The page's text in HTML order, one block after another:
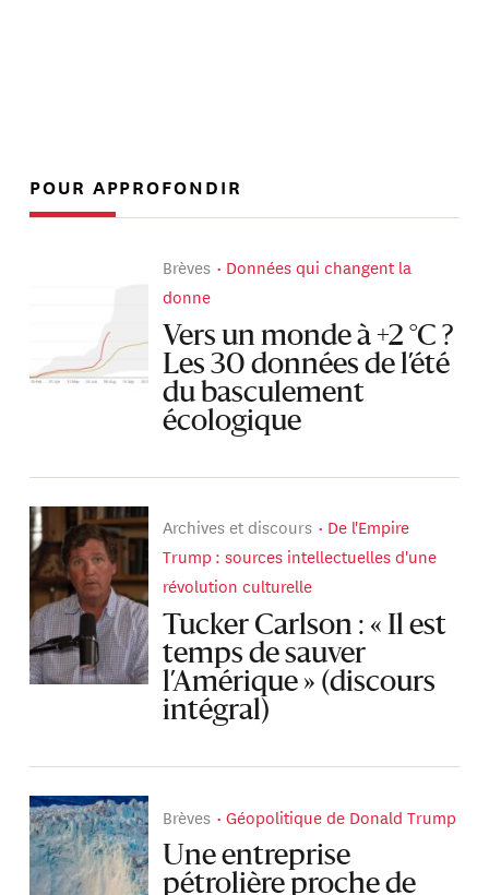
POUR APPROFONDIR
Brèves
Données qui changent la
donne
Vers un monde à +2 °C ?
Les 30 données de l’été
du basculement
écologique
Archives et discours
De l'Empire
Trump : sources intellectuelles d'une
révolution culturelle
Tucker Carlson : « Il est
temps de sauver
l’Amérique » (discours
intégral)
Brèves Géopolitique de Donald Trump
Une entreprise
pétrolière proche de